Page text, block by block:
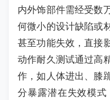
内外饰部件需经受数
何微小的设计缺陷或
甚至功能失效，直接
动作耐久测试通过高
作，如人体进出、膝
分暴露潜在失效模